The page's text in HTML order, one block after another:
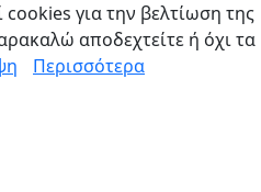
για την βελτίωση της
αποδεχτείτε ή όχι τα
Περισσότερα